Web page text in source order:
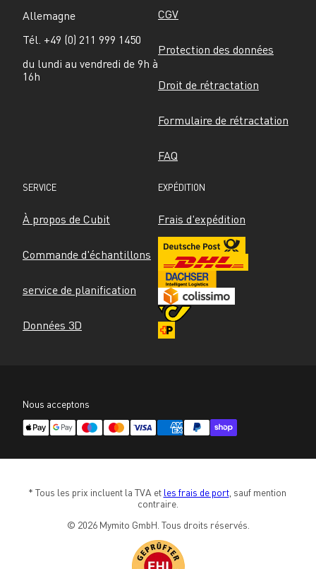
Allemagne
Tél. +49 (0) 211 999 1450
du lundi au vendredi de 9h à
16h
CGV
Protection des données
Droit de rétractation
Formulaire de rétractation
FAQ
SERVICE
À propos de Cubit
Commande d'échantillons
service de planification
Données 3D
EXPÉDITION
Frais d'expédition
Nous acceptons
* Tous les prix incluent la TVA et les frais de port, sauf mention
contraire.
© 2026 Mymito GmbH. Tous droits réservés.